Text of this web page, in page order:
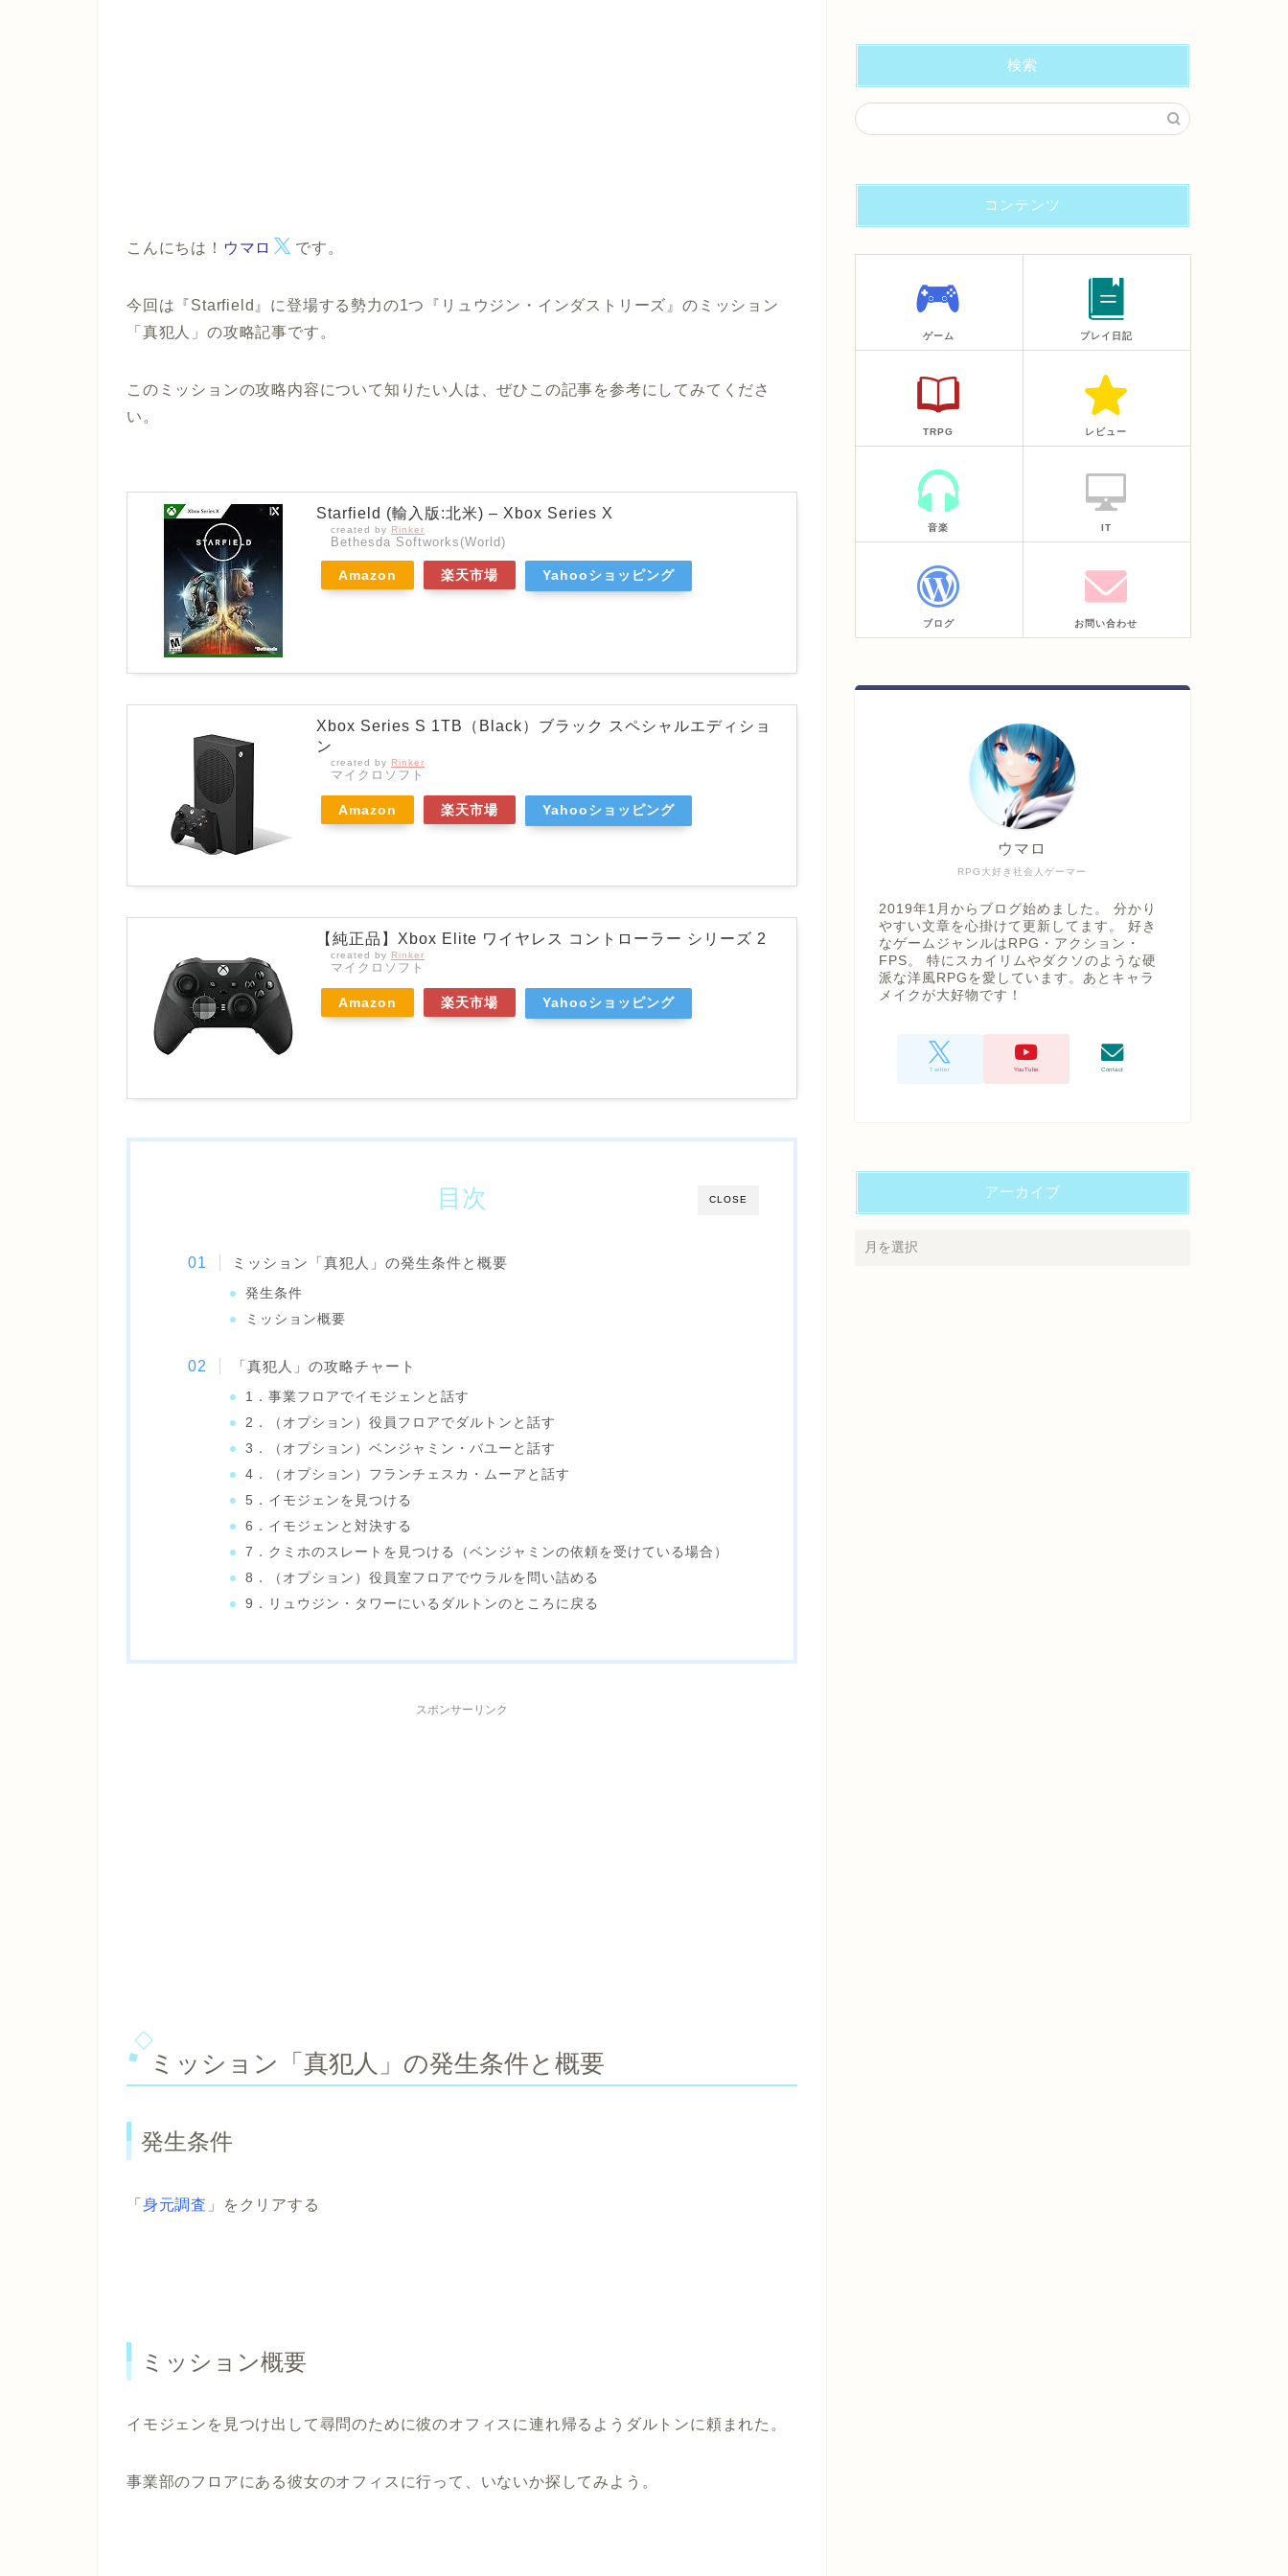
こんにちは！ ウマロ です。
今回は 『Starfield』 に登場する勢力の1つ『リュウジン・インダストリーズ』のミッション
「真犯人」 の攻略記事です。
このミッションの攻略内容について知りたい人は、ぜひこの記事を参考にしてみてくださ
い。
Starfield (輸入版:北米) – Xbox Series X
created by Rinker
Bethesda Softworks(World)
Amazon 楽天市場 Yahooショッピング
Xbox Series S 1TB（Black）ブラック スペシャルエディショ
ン
created by Rinker
マイクロソフト
Amazon 楽天市場 Yahooショッピング
【純正品】Xbox Elite ワイヤレス コントローラー シリーズ 2
created by Rinker
マイクロソフト
Amazon 楽天市場 Yahooショッピング
CLOSE
目次
ミッション「真犯人」の発生条件と概要
発生条件
ミッション概要
「真犯人」の攻略チャート
1．事業フロアでイモジェンと話す
2．（オプション）役員フロアでダルトンと話す
3．（オプション）ベンジャミン・バユーと話す
4．（オプション）フランチェスカ・ムーアと話す
5．イモジェンを見つける
6．イモジェンと対決する
7．クミホのスレートを見つける（ベンジャミンの依頼を受けている場合）
8．（オプション）役員室フロアでウラルを問い詰める
9．リュウジン・タワーにいるダルトンのところに戻る
スポンサーリンク
ミッション「真犯人」の発生条件と概要
発生条件
「 身元調査 」 をクリアする
ミッション概要
イモジェンを見つけ出して尋問のために彼のオフィスに連れ帰るようダルトンに頼まれた。
事業部のフロアにある彼女のオフィスに行って、いないか探してみよう。
検索
コンテンツ
ゲーム プレイ日記
TRPG レビュー
音楽 IT
ブログ お問い合わせ
RPG大好き社会人ゲーマー
ウマロ
2019年1月からブログ始めました。 分かり
やすい文章を心掛けて更新してます。 好き
なゲームジャンルはRPG・アクション・
FPS。 特にスカイリムやダクソのような硬
派な洋風RPGを愛しています。あとキャラ
メイクが大好物です！
アーカイブ